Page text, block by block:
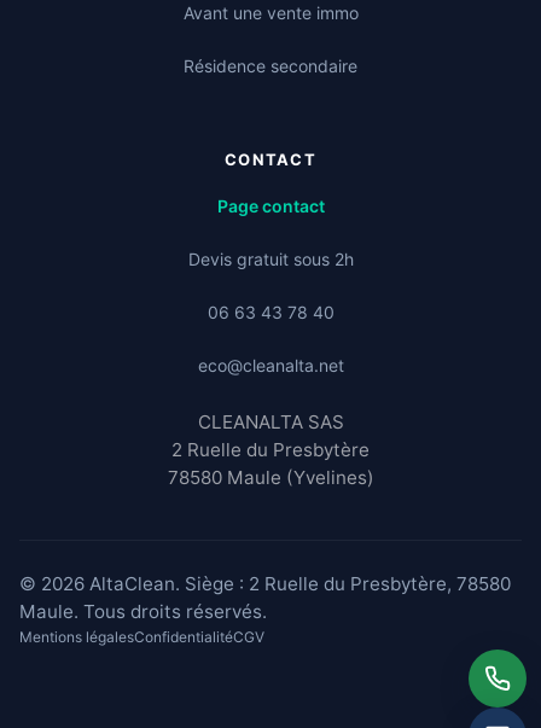
Avant une vente immo
Résidence secondaire
CONTACT
Page contact
Devis gratuit sous 2h
06 63 43 78 40
eco@cleanalta.net
CLEANALTA SAS
2 Ruelle du Presbytère
78580 Maule (Yvelines)
© 2026 AltaClean. Siège : 2 Ruelle du Presbytère, 78580
Maule. Tous droits réservés.
Mentions légalesConfidentialitéCGV